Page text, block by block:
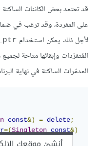
على المفردة، وقد ترغب في
لأجل ذلك يمكن استخدام
المُتفرّدات وإبقائها متاحة
المدمّرات الساكنة في نهاية
const&) = delete;
=(Singleton const&)